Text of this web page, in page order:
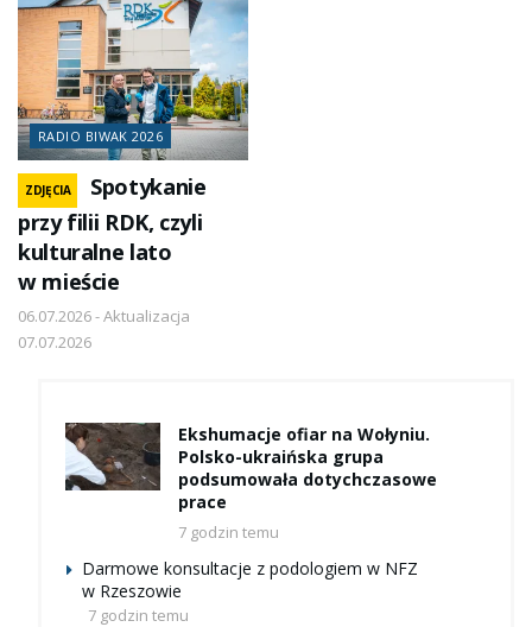
RADIO BIWAK 2026
ZDJĘCIA
Spotykanie
przy filii RDK, czyli
kulturalne lato
w mieście
06.07.2026 - Aktualizacja
07.07.2026
Ekshumacje ofiar na Wołyniu.
Polsko-ukraińska grupa
podsumowała dotychczasowe
prace
7 godzin temu
Darmowe konsultacje z podologiem w NFZ
w Rzeszowie
7 godzin temu